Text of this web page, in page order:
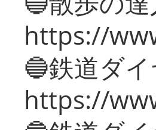
https://
🔵鉄道ダ
https://